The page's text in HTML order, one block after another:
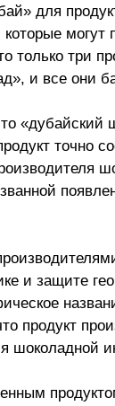
для
могут
только три
и все они
«дубайский
точно
и защите
продукт
шоколадной